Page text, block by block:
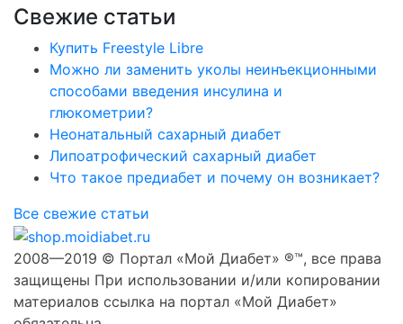
Свежие статьи
Купить Freestyle Libre
Можно ли заменить уколы неинъекционными
способами введения инсулина и
глюкометрии?
Неонатальный сахарный диабет
Липоатрофический сахарный диабет
Что такое предиабет и почему он возникает?
Все свежие статьи
2008—2019 © Портал «Мой Диабет» ®™, все права
защищены При использовании и/или копировании
материалов ссылка на портал «Мой Диабет»